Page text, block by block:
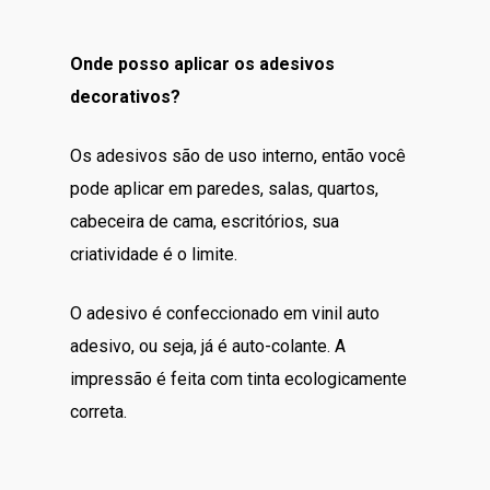
Onde posso aplicar os adesivos
decorativos?
Os adesivos são de uso interno, então você
pode aplicar em paredes, salas, quartos,
cabeceira de cama, escritórios, sua
criatividade é o limite.
O adesivo é confeccionado em vinil auto
adesivo, ou seja, já é auto-colante. A
impressão é feita com tinta ecologicamente
correta.